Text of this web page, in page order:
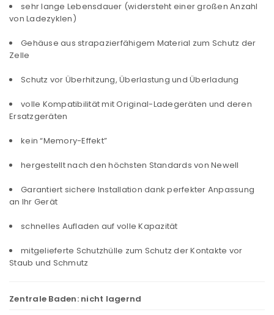
sehr lange Lebensdauer (widersteht einer großen Anzahl
von Ladezyklen)
Gehäuse aus strapazierfähigem Material zum Schutz der
Zelle
Schutz vor Überhitzung, Überlastung und Überladung
volle Kompatibilität mit Original-Ladegeräten und deren
Ersatzgeräten
kein “Memory-Effekt”
hergestellt nach den höchsten Standards von Newell
Garantiert sichere Installation dank perfekter Anpassung
an Ihr Gerät
schnelles Aufladen auf volle Kapazität
mitgelieferte Schutzhülle zum Schutz der Kontakte vor
Staub und Schmutz
Zentrale Baden: nicht lagernd